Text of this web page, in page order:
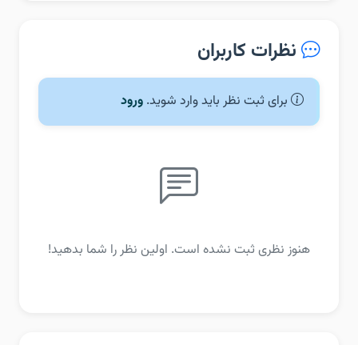
نظرات کاربران
برای ثبت نظر باید وارد شوید. ورود
هنوز نظری ثبت نشده است. اولین نظر را شما بدهید!